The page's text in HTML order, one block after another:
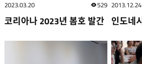
2023.03.20 조회수
529
코리아나 2023년 봄호 발간
2013.12.24